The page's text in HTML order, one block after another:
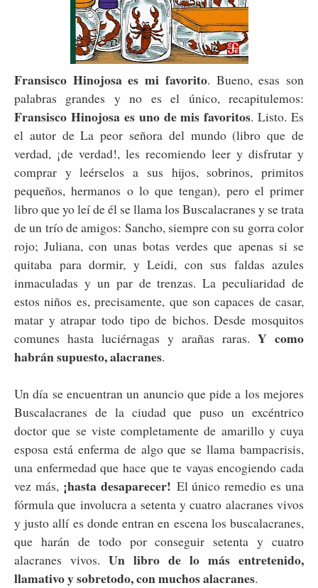
Fransisco Hinojosa es mi favorito. Bueno, esas son
palabras grandes y no es el único, recapitulemos:
Fransisco Hinojosa es uno de mis favoritos. Listo. Es
el autor de La peor señora del mundo (libro que de
verdad, ¡de verdad!, les recomiendo leer y disfrutar y
comprar y leérselos a sus hijos, sobrinos, primitos
pequeños, hermanos o lo que tengan), pero el primer
libro que yo leí de él se llama los Buscalacranes y se trata
de un trío de amigos: Sancho, siempre con su gorra color
rojo; Juliana, con unas botas verdes que apenas si se
quitaba para dormir, y Leidi, con sus faldas azules
inmaculadas y un par de trenzas. La peculiaridad de
estos niños es, precisamente, que son capaces de casar,
matar y atrapar todo tipo de bichos. Desde mosquitos
comunes hasta luciérnagas y arañas raras. Y como
habrán supuesto, alacranes.
Un día se encuentran un anuncio que pide a los mejores
Buscalacranes de la ciudad que puso un excéntrico
doctor que se viste completamente de amarillo y cuya
esposa está enferma de algo que se llama bampacrisis,
una enfermedad que hace que te vayas encogiendo cada
vez más, ¡hasta desaparecer! El único remedio es una
fórmula que involucra a setenta y cuatro alacranes vivos
y justo allí es donde entran en escena los buscalacranes,
que harán de todo por conseguir setenta y cuatro
alacranes vivos. Un libro de lo más entretenido,
llamativo y sobretodo, con muchos alacranes.